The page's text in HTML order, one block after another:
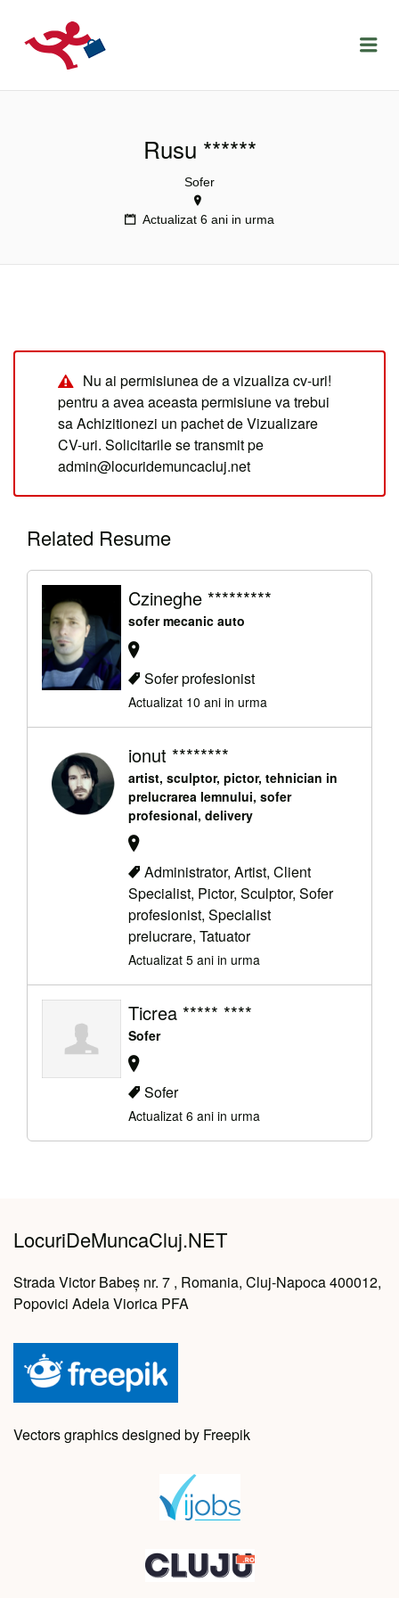
LOCURIDEMUNCACLUJ.NET
Rusu ******
Sofer
Actualizat 6 ani in urma
Nu ai permisiunea de a vizualiza cv-uri!
pentru a avea aceasta permisiune va trebui
sa Achizitionezi un pachet de Vizualizare
CV-uri. Solicitarile se transmit pe
admin@locuridemuncacluj.net
Related Resume
Czineghe *********
sofer mecanic auto
Sofer profesionist
Actualizat 10 ani in urma
ionut ********
artist, sculptor, pictor, tehnician in
prelucrarea lemnului, sofer
profesional, delivery
Administrator, Artist, Client
Specialist, Pictor, Sculptor, Sofer
profesionist, Specialist
prelucrare, Tatuator
Actualizat 5 ani in urma
Ticrea ***** ****
Sofer
Sofer
Actualizat 6 ani in urma
LocuriDeMuncaCluj.NET
Strada Victor Babeș nr. 7 , Romania, Cluj-Napoca 400012,
Popovici Adela Viorica PFA
Vectors graphics designed by Freepik